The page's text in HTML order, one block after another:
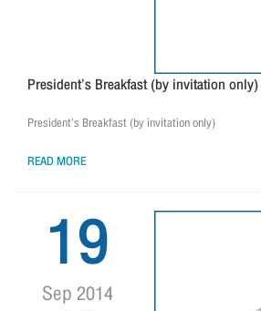
President’s Breakfast (by invitation only)
President’s Breakfast (by invitation only)
READ MORE
19
Sep 2014